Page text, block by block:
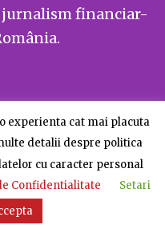
financiar-
rezervate
Publicitate
experienta cat mai placuta
detalii despre politica
cu caracter personal
Confidentialitate
Setari